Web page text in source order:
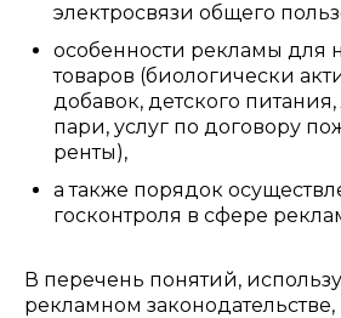
электросвязи общего
особенности рекламы для
товаров (биологически
добавок, детского
пари, услуг по договору
ренты),
а также порядок
госконтроля в сфере
В перечень понятий,
рекламном